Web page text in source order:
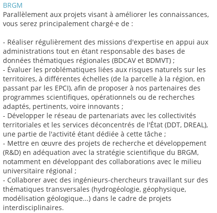
BRGM
Parallèlement aux projets visant à améliorer les connaissances,
vous serez principalement chargé·e de :
- Réaliser régulièrement des missions d'expertise en appui aux
administrations tout en étant responsable des bases de
données thématiques régionales (BDCAV et BDMVT) ;
- Évaluer les problématiques liées aux risques naturels sur les
territoires, à différentes échelles (de la parcelle à la région, en
passant par les EPCI), afin de proposer à nos partenaires des
programmes scientifiques, opérationnels ou de recherches
adaptés, pertinents, voire innovants ;
- Développer le réseau de partenariats avec les collectivités
territoriales et les services déconcentrés de l'État (DDT, DREAL),
une partie de l'activité étant dédiée à cette tâche ;
- Mettre en œuvre des projets de recherche et développement
(R&D) en adéquation avec la stratégie scientifique du BRGM,
notamment en développant des collaborations avec le milieu
universitaire régional ;
- Collaborer avec des ingénieurs-chercheurs travaillant sur des
thématiques transversales (hydrogéologie, géophysique,
modélisation géologique...) dans le cadre de projets
interdisciplinaires.